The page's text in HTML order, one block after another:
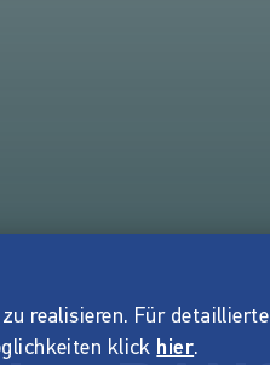
realisieren. Für detaillierte
klick hier.